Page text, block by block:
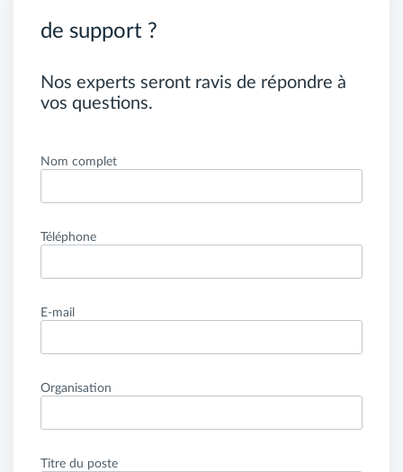
de support ?
Nos experts seront ravis de répondre à
vos questions.
Nom complet
Téléphone
E-mail
Organisation
Titre du poste